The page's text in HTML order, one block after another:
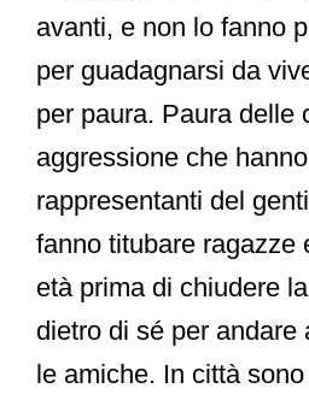
avanti, e non lo fanno
per guadagnarsi da
per paura. Paura delle
aggressione che
rappresentanti del
fanno titubare ragazze
età prima di chiudere
dietro di sé per andare
le amiche. In città